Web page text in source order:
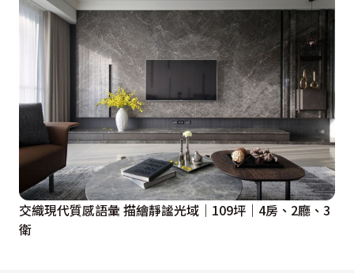
交織現代質感語彙 描繪靜謐光域｜109坪｜4房、2廳、3
衛